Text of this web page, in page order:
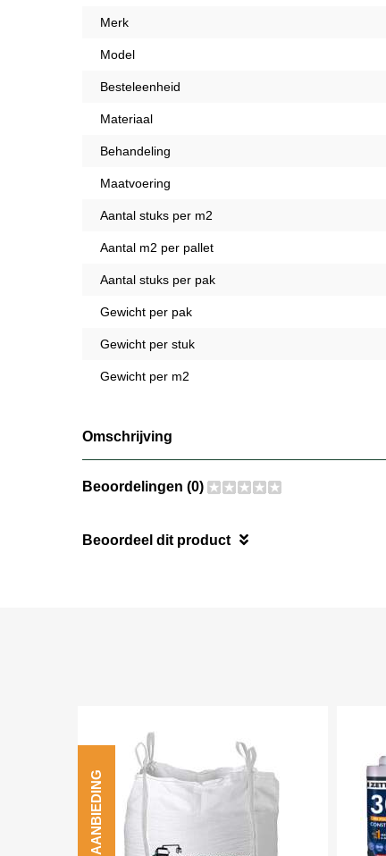
Merk
Model
Besteleenheid
Materiaal
Behandeling
Maatvoering
Aantal stuks per m2
Aantal m2 per pallet
Aantal stuks per pak
Gewicht per pak
Gewicht per stuk
Gewicht per m2
Omschrijving
Beoordelingen (0)
Beoordeel dit product
AANBIEDING